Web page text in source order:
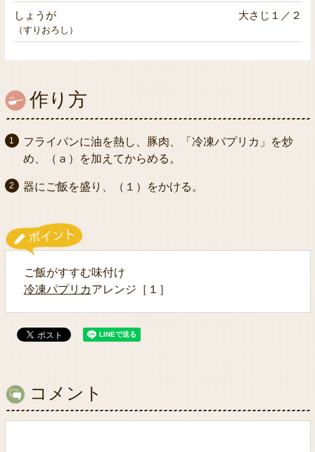
しょうが 大さじ１／２
（すりおろし）
作り方
フライパンに油を熱し、豚肉、「冷凍パプリカ」を炒
め、（ａ）を加えてからめる。
器にご飯を盛り、（１）をかける。
ご飯がすすむ味付け
冷凍パプリカアレンジ［１］
コメント